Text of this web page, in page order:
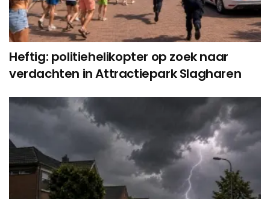
Heftig: politiehelikopter op zoek naar
verdachten in Attractiepark Slagharen